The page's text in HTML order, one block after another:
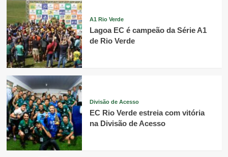
A1 Rio Verde
Lagoa EC é campeão da Série A1
de Rio Verde
Divisão de Acesso
EC Rio Verde estreia com vitória
na Divisão de Acesso